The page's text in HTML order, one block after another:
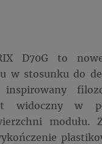
D70G to
w stosunku do
inspirowany
widoczny w
modułu.